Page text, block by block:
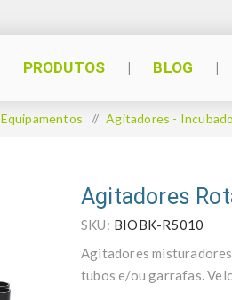
PRODUTOS BLOG
Equipamentos / Agitadores -
Agitadores
SKU: BIOBK-R5010
Agitadores
tubos e/ou garrafas.